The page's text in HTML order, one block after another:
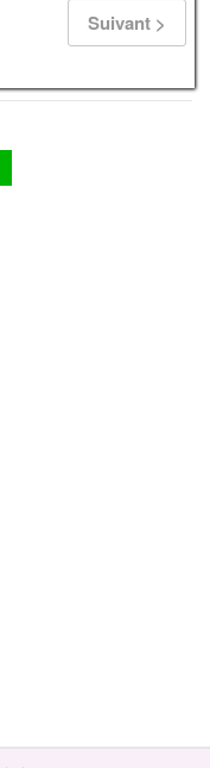
Suivant >